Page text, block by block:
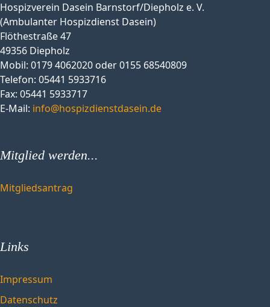
Hospizverein Dasein Barnstorf/Diepholz e. V.
(Ambulanter Hospizdienst Dasein)
Flöthestraße 47
49356 Diepholz
Mobil: 0179 4062020 oder 0155 68540809
Telefon: 05441 5933716
Fax: 05441 5933717
E-Mail: info@hospizdienstdasein.de
Mitglied werden...
Mitgliedsantrag
Links
Impressum
Datenschutz